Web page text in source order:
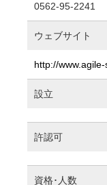
0562-95-2241
ウェブサイト
http://
設立
許認可
資格･人数